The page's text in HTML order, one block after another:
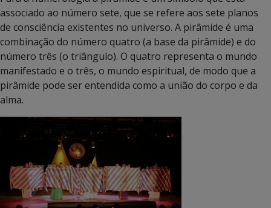
associado ao número sete, que se refere aos sete planos
de consciência existentes no universo. A pirâmide é uma
combinação do número quatro (a base da pirâmide) e do
número três (o triângulo). O quatro representa o mundo
manifestado e o três, o mundo espiritual, de modo que a
pirâmide pode ser entendida como a união do corpo e da
alma.